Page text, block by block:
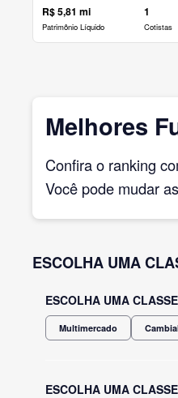
R$ 5,81 mi
Patrimônio Líquido
1
Cotistas
Melhores
Confira o ranking
Você pode mudar
ESCOLHA UMA
ESCOLHA UMA
Multimercado
ESCOLHA UMA